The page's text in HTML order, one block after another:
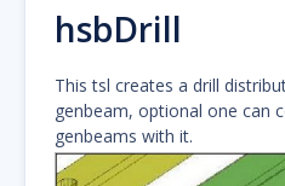
hsbDrill
This tsl creates a drill
genbeam, optional one can
genbeams with it.